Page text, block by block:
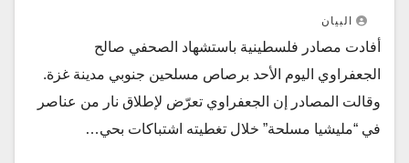
البيان
أفادت مصادر فلسطينية باستشهاد الصحفي صالح
الجعفراوي اليوم الأحد برصاص مسلحين جنوبي مدينة غزة.
وقالت المصادر إن الجعفراوي تعرّض لإطلاق نار من عناصر
في “مليشيا مسلحة” خلال تغطيته اشتباكات بحي…